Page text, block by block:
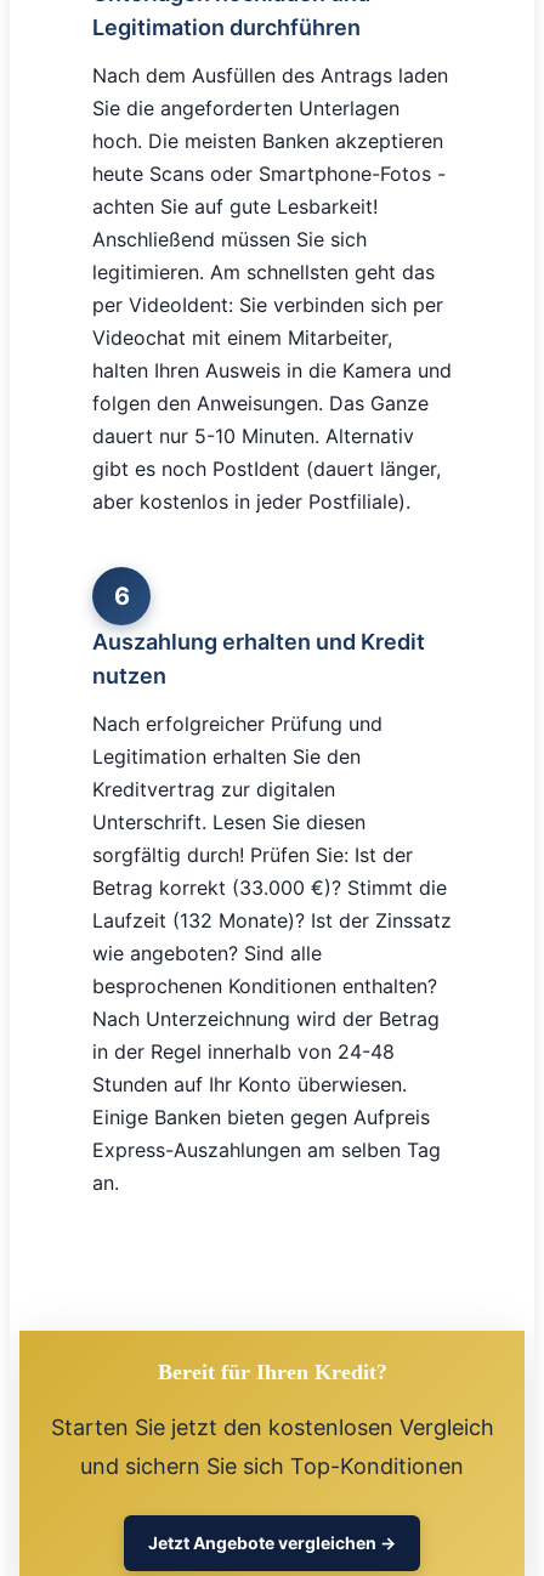
Legitimation durchführen
Nach dem Ausfüllen des Antrags laden
Sie die angeforderten Unterlagen
hoch. Die meisten Banken akzeptieren
heute Scans oder Smartphone-Fotos -
achten Sie auf gute Lesbarkeit!
Anschließend müssen Sie sich
legitimieren. Am schnellsten geht das
per VideoIdent: Sie verbinden sich per
Videochat mit einem Mitarbeiter,
halten Ihren Ausweis in die Kamera und
folgen den Anweisungen. Das Ganze
dauert nur 5-10 Minuten. Alternativ
gibt es noch PostIdent (dauert länger,
aber kostenlos in jeder Postfiliale).
6
Auszahlung erhalten und Kredit
nutzen
Nach erfolgreicher Prüfung und
Legitimation erhalten Sie den
Kreditvertrag zur digitalen
Unterschrift. Lesen Sie diesen
sorgfältig durch! Prüfen Sie: Ist der
Betrag korrekt (33.000 €)? Stimmt die
Laufzeit (132 Monate)? Ist der Zinssatz
wie angeboten? Sind alle
besprochenen Konditionen enthalten?
Nach Unterzeichnung wird der Betrag
in der Regel innerhalb von 24-48
Stunden auf Ihr Konto überwiesen.
Einige Banken bieten gegen Aufpreis
Express-Auszahlungen am selben Tag
an.
Bereit für Ihren Kredit?
Starten Sie jetzt den kostenlosen Vergleich
und sichern Sie sich Top-Konditionen
Jetzt Angebote vergleichen →